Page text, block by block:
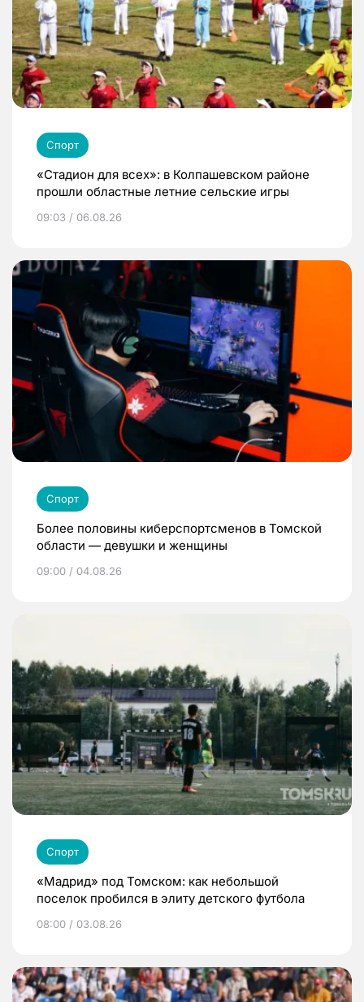
Спорт
«Стадион для всех»: в Колпашевском районе
прошли областные летние сельские игры
09:03 / 06.08.26
Спорт
Более половины киберспортсменов в Томской
области — девушки и женщины
09:00 / 04.08.26
Спорт
«Мадрид» под Томском: как небольшой
поселок пробился в элиту детского футбола
08:00 / 03.08.26